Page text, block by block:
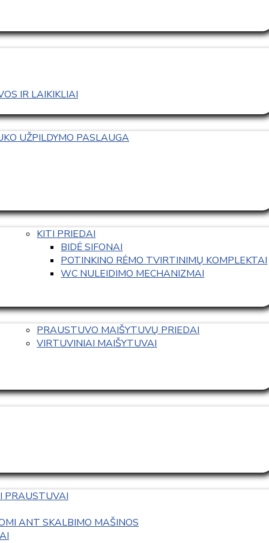
IR LAIKIKLIAI
UŽPILDYMO PASLAUGA
KITI PRIEDAI
BIDĖ SIFONAI
POTINKINO RĖMO TVIRTINIMŲ KOMPLEKTAI
WC NULEIDIMO MECHANIZMAI
PRAUSTUVO MAIŠYTUVŲ PRIEDAI
VIRTUVINIAI MAIŠYTUVAI
PRAUSTUVAI
ANT SKALBIMO MAŠINOS